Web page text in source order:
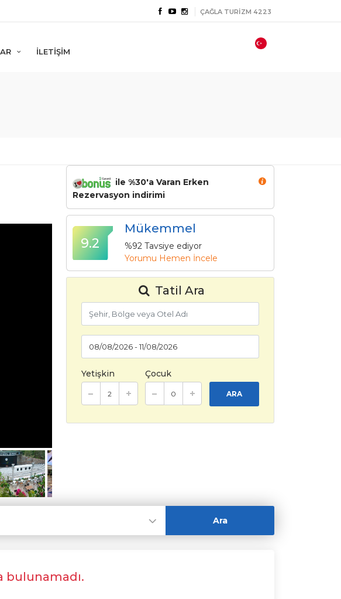
ÇAĞLA TURİZM 4223
İLETİŞİM
ile %30'a Varan Erken
Rezervasyon indirimi
9.2
Mükemmel
%92 Tavsiye ediyor
Yorumu Hemen İncele
Tatil Ara
Yetişkin Çocuk
ARA
bulunamadı.